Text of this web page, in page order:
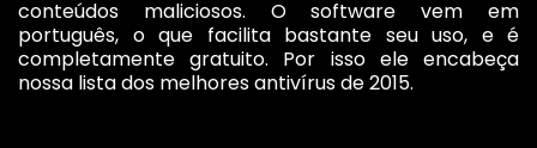
conteúdos maliciosos. O software vem em
português, o que facilita bastante seu uso, e é
completamente gratuito. Por isso ele encabeça
nossa lista dos melhores antivírus de 2015.